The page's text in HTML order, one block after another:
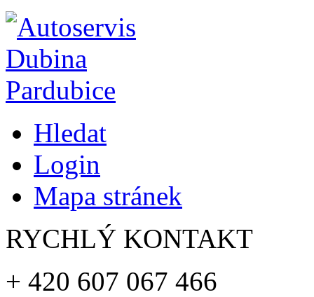
Hledat
Login
Mapa stránek
RYCHLÝ KONTAKT
+ 420 607 067 466